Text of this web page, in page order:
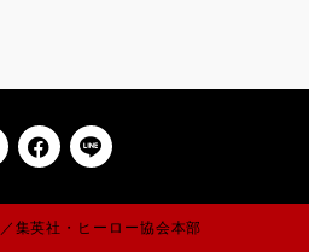
集英社・ヒーロー協会本部